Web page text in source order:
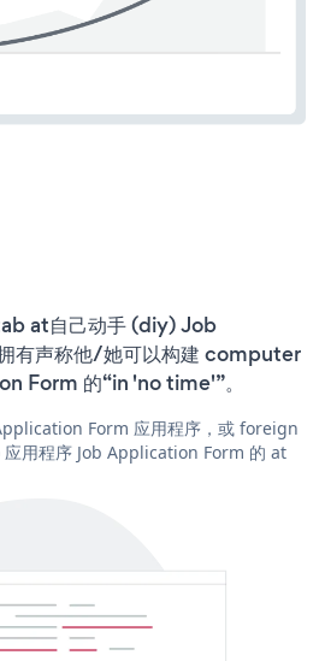
at自己动手 (diy) Job
有声称他/她可以构建 computer
Form 的“in 'no time'”。
Form 应用程序，或 foreign
用程序 Job Application Form 的 at